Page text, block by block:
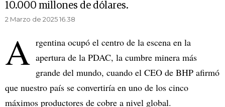
10.000 millones de dólares.
2 Marzo de 2025 16.38
A rgentina ocupó el centro de la escena en la
apertura de la PDAC, la cumbre minera más
grande del mundo, cuando el CEO de BHP afirmó
que nuestro país se convertiría en uno de los cinco
máximos productores de cobre a nivel global.